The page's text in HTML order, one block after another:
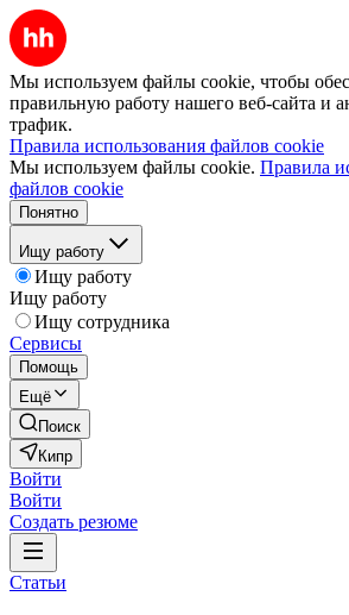
Мы используем файлы cookie, чтобы
правильную работу нашего веб-сайта и
трафик.
Правила использования файлов cookie
Мы используем файлы cookie. Правила
файлов cookie
Понятно
Ищу работу
Ищу работу
Ищу работу
Ищу сотрудника
Сервисы
Помощь
Ещё
Поиск
Кипр
Войти
Войти
Создать резюме
Статьи